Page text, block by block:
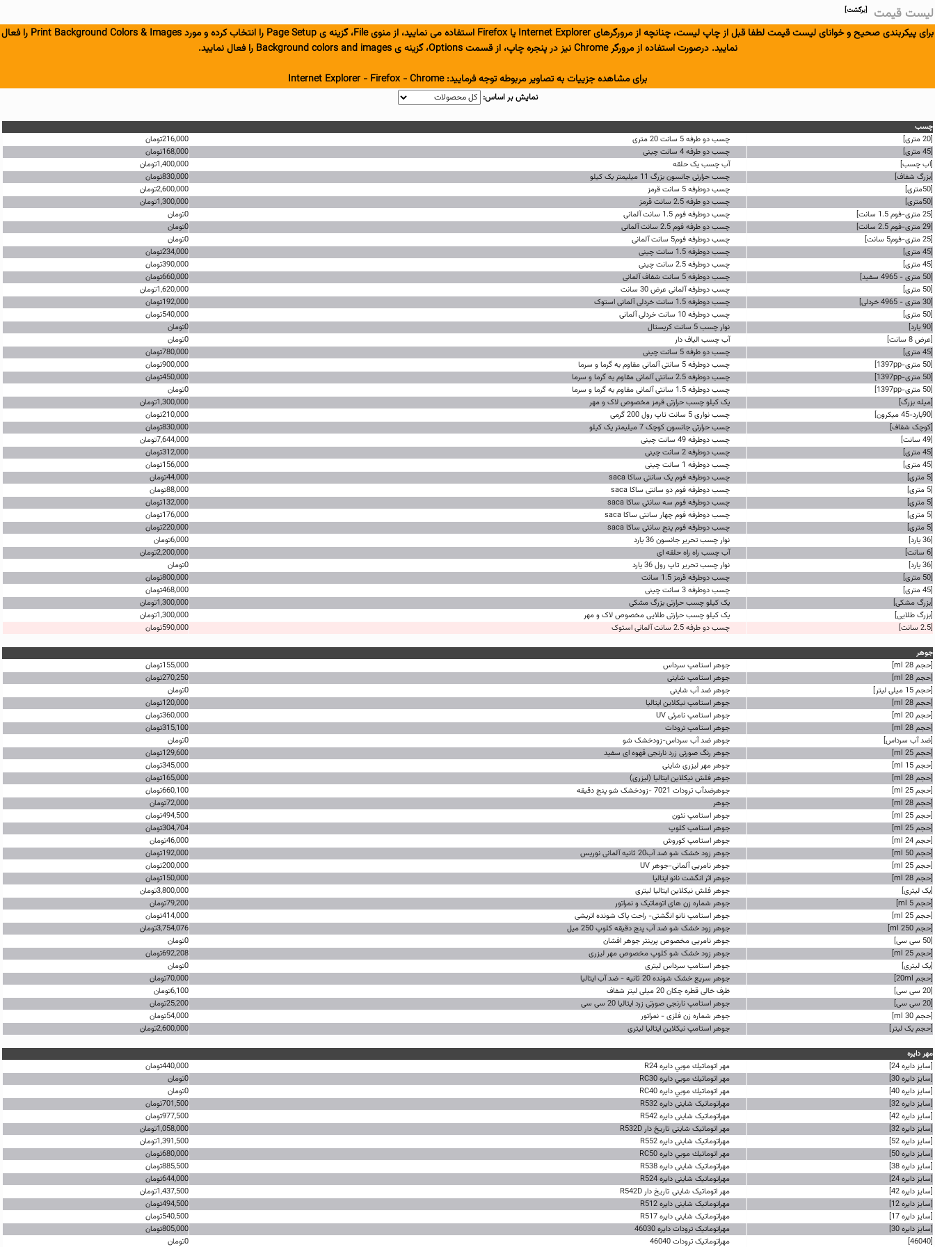
لیست قیمت [برگشت]
برای پیکربندی صحیح و خوانای لیست قیمت لطفا قبل از چاپ لیست، چنانچه از مرورگرهای Internet Explorer یا Firefox استفاده می نمایید، از منوی File، گزینه ی Page Setup را انتخاب کرده و مورد Print Background Colors & Images را فعال
نمایید. درصورت استفاده از مرورگر Chrome نیز در پنجره چاپ، از قسمت Options، گزینه ی Background colors and images را فعال نمایید.
برای مشاهده جزییات به تصاویر مربوطه توجه فرمایید:
Internet Explorer - Firefox-Chrome
نمایش بر اساس:
چسب
[20 متری]
چسب دو طرفه 5 سانت 20 متری
216,000تومان
[45 متری]
چسب دو طرفه 4 سانت چینی
168,000تومان
[اب چسب]
آب چسب یک حلقه
1,400,000تومان
[بزرگ شفاف]
چسب حرارتی جانسون بزرگ 11 میلیمتر یک کیلو
830,000تومان
[50متری]
چسب دوطرفه 5 سانت قرمز
2,600,000تومان
[50متری]
چسب دو طرفه 2.5 سانت قرمز
1,300,000تومان
[25 متری-فوم 1.5 سانت]
چسب دوطرفه فوم 1.5 سانت آلمانی
0تومان
[29 متری-فوم 2.5 سانت]
چسب دو طرفه فوم 2.5 سانت آلمانی
0تومان
[25 متری-فوم5 سانت]
چسب دوطرفه فوم5 سانت آلمانی
0تومان
[45 متری]
چسب دوطرفه 1.5 سانت چینی
234,000تومان
[45 متری]
چسب دوطرفه 2.5 سانت چینی
390,000تومان
[50 متری - 4965 سفید]
چسب دوطرفه 5 سانت شفاف آلمانی
660,000تومان
[50 متری]
چسب دوطرفه آلمانی عرض 30 سانت
1,620,000تومان
[30 متری - 4965 خردلی]
چسب دوطرفه 1.5 سانت خردلی آلمانی استوک
192,000تومان
[50 متری]
چسب دوطرفه 10 سانت خردلی آلمانی
540,000تومان
[90 یارد]
نوار چسب 5 سانت کریستال
0تومان
[عرض 8 سانت]
آب چسب الیاف دار
0تومان
[45 متری]
چسب دو طرفه 5 سانت چینی
780,000تومان
[50 متری-1397pp]
چسب دوطرفه 5 سانتی آلمانی مقاوم به گرما و سرما
900,000تومان
[50 متری-1397pp]
چسب دوطرفه 2.5 سانتی آلمانی مقاوم به گرما و سرما
450,000تومان
[50 متری-1397pp]
چسب دوطرفه 1.5 سانتی آلمانی مقاوم به گرما و سرما
0تومان
[میله بزرگ]
یک کیلو چسب حرارتی قرمز مخصوص لاک و مهر
1,300,000تومان
[90یارد-45 میکرون]
چسب نواری 5 سانت تاپ رول 200 گرمی
210,000تومان
[کوچک شفاف]
چسب حرارتی جانسون کوچک 7 میلیمتر یک کیلو
830,000تومان
[49 سانت]
چسب دوطرفه 49 سانت چینی
7,644,000تومان
[45 متری]
چسب دوطرفه 2 سانت چینی
312,000تومان
[45 متری]
چسب دوطرفه 1 سانت چینی
156,000تومان
[5 متری]
چسب دوطرفه فوم یک سانتی ساکا saca
44,000تومان
[5 متری]
چسب دوطرفه فوم دو سانتی ساکا saca
88,000تومان
[5 متری]
چسب دوطرفه فوم سه سانتی ساکا saca
132,000تومان
[5 متری]
چسب دوطرفه فوم چهار سانتی ساکا saca
176,000تومان
[5 متری]
چسب دوطرفه فوم پنج سانتی ساکا saca
220,000تومان
[36 یارد]
نوار چسب تحریر جانسون 36 یارد
6,000تومان
[6 سانت]
آب چسب راه راه حلقه ای
2,200,000تومان
[36 یارد]
نوار چسب تحریر تاپ رول 36 یارد
0تومان
[50 متری]
چسب دوطرفه قرمز 1.5 سانت
800,000تومان
[45 متری]
چسب دوطرفه 3 سانت چینی
468,000تومان
[بزرگ مشکی]
یک کیلو چسب حرارتی بزرگ مشکی
1,300,000تومان
[بزرگ طلایی]
یک کیلو چسب حرارتی طلایی مخصوص لاک و مهر
1,300,000تومان
[2.5 سانت]
چسب دو طرفه 2.5 سانت آلمانی استوک 590,000تومان
جوهر
[حجم 28 ml]
جوهر استامپ سرداس
155,000تومان
[حجم 28 ml]
جوهر استامپ شاینی
270,250تومان
[حجم 15 میلی لیتر]
جوهر ضد آب شاینی
0تومان
[حجم 28 ml]
جوهر استامپ نیکلاین ایتالیا
120,000تومان
[حجم 20 ml]
جوهر استامپ نامرئی UV
360,000تومان
[حجم 28 ml]
جوهر استامپ ترودات
315,100تومان
[ضد آب سرداس]
جوهر ضد آب سرداس-زودخشک شو
0تومان
[حجم 25 ml]
جوهر رنگ صورتی زرد نارنجی قهوه ای سفید
129,600تومان
[حجم 15 ml]
جوهر مهر لیزری شاینی
345,000تومان
[حجم 28 ml]
جوهر فلش نیکلاین ایتالیا (لیزری)
165,000تومان
[حجم 25 ml]
جوهرضدآب ترودات 7021 -زودخشک شو پنج دقیقه
660,100تومان
[حجم 28 ml]
جوهر
72,000تومان
[حجم 25 ml]
جوهر استامپ نئون
494,500تومان
[حجم 25 ml]
جوهر استامپ کلوپ
304,704تومان
[حجم 24 ml]
جوهر استامپ کوروش
46,000تومان
[حجم 50 ml]
جوهر زود خشک شو ضد آب20 ثانیه آلمانی نوریس
192,000تومان
[حجم 25 ml]
جوهر نامریی آلمانی-جوهر UV
200,000تومان
[حجم 28 ml]
جوهر اثر انگشت نانو ایتالیا
150,000تومان
[یک لیتری]
جوهر فلش نیکلاین ایتالیا لیتری
3,800,000تومان
[حجم 5 ml]
جوهر شماره زن های اتوماتیک و نمراتور
79,200تومان
[حجم 25 ml]
جوهر استامپ نانو انگشتی- راحت پاک شونده اتریشی
414,000تومان
[حجم 250 ml]
جوهر زود خشک شو ضد آب پنج دقیقه کلوپ 250 میل
3,754,076تومان
[50 سی سی]
جوهر نامریی مخصوص پرینتر جوهر افشان
0تومان
[حجم 25 ml]
جوهر زود خشک شو کلوپ مخصوص مهر لیزری
692,208تومان
[یک لیتری]
جوهر استامپ سرداس لیتری
0تومان
[حجم 20ml]
جوهر سریع خشک شونده 20 ثانیه - ضد آب ایتالیا
70,000تومان
[20 سی سی]
ظرف خالی قطره چکان 20 میلی لیتر شفاف
6,100تومان
[20 سی سی]
جوهر استامپ نارنجی صورتی زرد ایتالیا 20 سی سی
25,200تومان
[حجم 30 ml]
جوهر شماره زن فلزی - نمراتور
54,000تومان
[حجم یک لیتر]
جوهر استامپ نیکلاین ایتالیا لیتری 2,600,000تومان
مهر دايره
[سایز دایره 24]
مهر اتوماتيك موبي دایره R24
440,000تومان
[سایز دایره 30]
مهر اتوماتيك موبي دایره RC30
0تومان
[سایز دایره 40]
مهر اتوماتيك موبي دایره RC40
0تومان
[سایز دایره 32]
مهراتوماتیک شاینی دایره R532
701,500تومان
[سایز دایره 42]
مهراتوماتیک شاینی دایره R542
977,500تومان
[سایز دایره 32]
مهر اتوماتیک شاینی تاریخ دار R532D
1,058,000تومان
[سایز دایره 52]
مهراتوماتیک شاینی دایره R552
1,391,500تومان
[سایز دایره 50]
مهر اتوماتيك موبي دایره RC50
680,000تومان
[سایز دایره 38]
مهراتوماتیک شاینی دایره R538
885,500تومان
[سایز دایره 24]
مهراتوماتیک شاینی دایره R524
644,000تومان
[سایز دایره 42]
مهر اتوماتیک شاینی تاریخ دار R542D
1,437,500تومان
[سایز دایره 12]
مهراتوماتیک شاینی دایره R512
494,500تومان
[سایز دایره 17]
مهراتوماتیک شاینی دایره R517
540,500تومان
[سایز دایره 30]
مهراتوماتیک ترودات دایره 46030
805,000تومان
[46040]
مهراتوماتیک ترودات 46040
0تومان